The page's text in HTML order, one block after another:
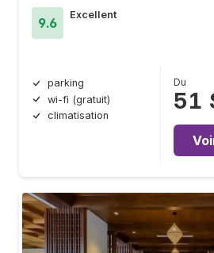
9.6
Excellent
parking
wi-fi (gratuit)
climatisation
Du
51